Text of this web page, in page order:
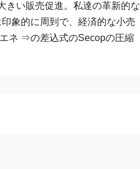
きい販売促進。私達の革新的な
象的に周到で、経済的な小売
ネ ⇒の差込式のSecopの圧縮